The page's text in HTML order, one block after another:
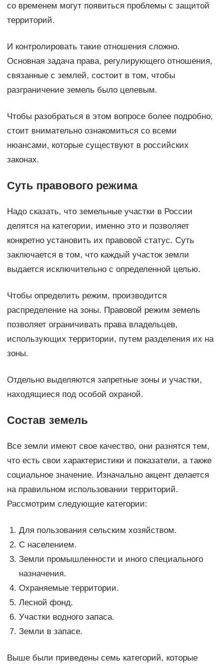
со временем могут появиться проблемы с защитой
территорий.
И контролировать такие отношения сложно.
Основная задача права, регулирующего отношения,
связанные с землей, состоит в том, чтобы
разграничение земель было целевым.
Чтобы разобраться в этом вопросе более подробно,
стоит внимательно ознакомиться со всеми
нюансами, которые существуют в российских
законах.
Суть правового режима
Надо сказать, что земельные участки в России
делятся на категории, именно это и позволяет
конкретно установить их правовой статус. Суть
заключается в том, что каждый участок земли
выдается исключительно с определенной целью.
Чтобы определить режим, производится
распределение на зоны. Правовой режим земель
позволяет ограничивать права владельцев,
использующих территории, путем разделения их на
зоны.
Отдельно выделяются запретные зоны и участки,
находящиеся под особой охраной.
Состав земель
Все земли имеют свое качество, они разнятся тем,
что есть свои характеристики и показатели, а также
социальное значение. Изначально акцент делается
на правильном использовании территорий.
Рассмотрим следующие категории:
Для пользования сельским хозяйством.
С населением.
Земли промышленности и иного специального
назначения.
Охраняемые территории.
Лесной фонд.
Участки водного запаса.
Земли в запасе.
Выше были приведены семь категорий, которые